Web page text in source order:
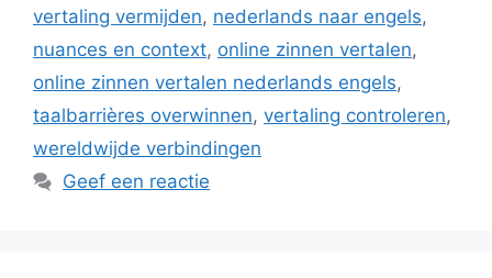
vertaling vermijden, nederlands naar engels,
nuances en context, online zinnen vertalen,
online zinnen vertalen nederlands engels,
taalbarrières overwinnen, vertaling controleren,
wereldwijde verbindingen
Geef een reactie